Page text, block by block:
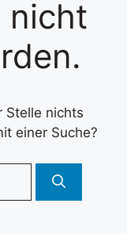
nicht
Stelle nichts
einer Suche?